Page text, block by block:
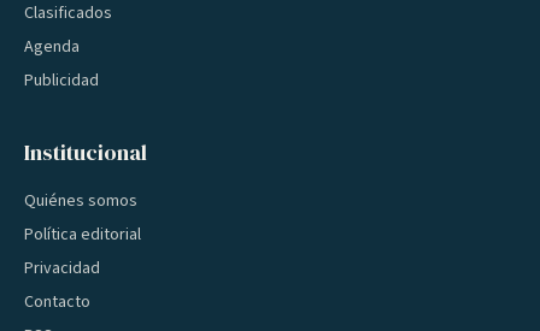
Clasificados
Agenda
Publicidad
Institucional
Quiénes somos
Política editorial
Privacidad
Contacto